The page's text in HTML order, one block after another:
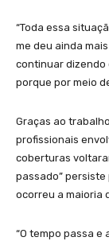
“Toda essa
me deu ainda
continuar dizendo
porque por meio
Graças ao
profissionais
coberturas
passado” persiste
ocorreu a maioria
“O tempo passa e